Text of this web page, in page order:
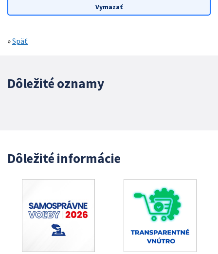
»Späť
Dôležité oznamy
Dôležité informácie